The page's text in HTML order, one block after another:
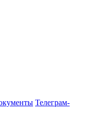
Телеграм-